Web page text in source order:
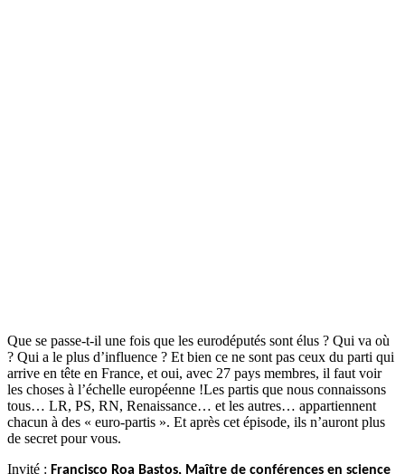
Que se passe-t-il une fois que les eurodéputés sont élus ? Qui va où
? Qui a le plus d’influence ? Et bien ce ne sont pas ceux du parti qui
arrive en tête en France, et oui, avec 27 pays membres, il faut voir
les choses à l’échelle européenne !Les partis que nous connaissons
tous… LR, PS, RN, Renaissance… et les autres… appartiennent
chacun à des « euro-partis ». Et après cet épisode, ils n’auront plus
de secret pour vous.
Invité : Francisco Roa Bastos, Maître de conférences en science